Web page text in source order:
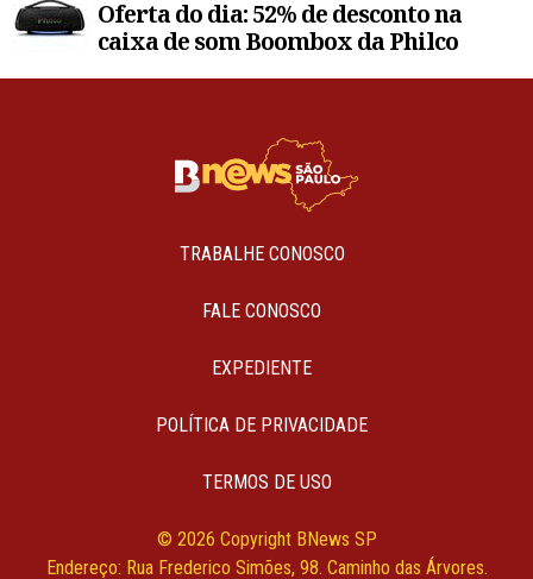
Oferta do dia: 52% de desconto na
caixa de som Boombox da Philco
TRABALHE CONOSCO
FALE CONOSCO
EXPEDIENTE
POLÍTICA DE PRIVACIDADE
TERMOS DE USO
© 2026 Copyright BNews SP
Endereço: Rua Frederico Simões, 98. Caminho das Árvores.